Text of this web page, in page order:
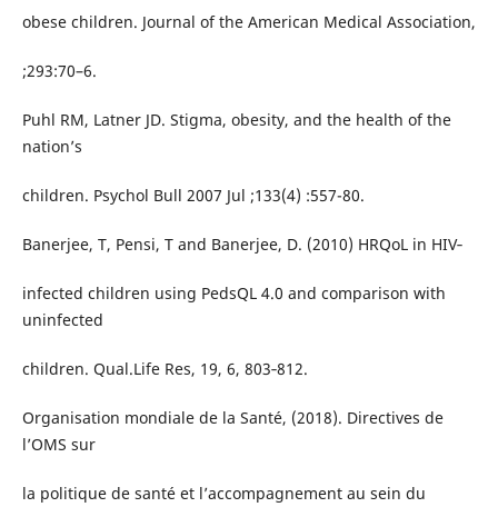
obese children. Journal of the American Medical Association,
;293:70–6.
Puhl RM, Latner JD. Stigma, obesity, and the health of the
nation’s
children. Psychol Bull 2007 Jul ;133(4) :557-80.
Banerjee, T, Pensi, T and Banerjee, D. (2010) HRQoL in HIV‐
infected children using PedsQL 4.0 and comparison with
uninfected
children. Qual.Life Res, 19, 6, 803‐812.
Organisation mondiale de la Santé, (2018). Directives de
l’OMS sur
la politique de santé et l’accompagnement au sein du